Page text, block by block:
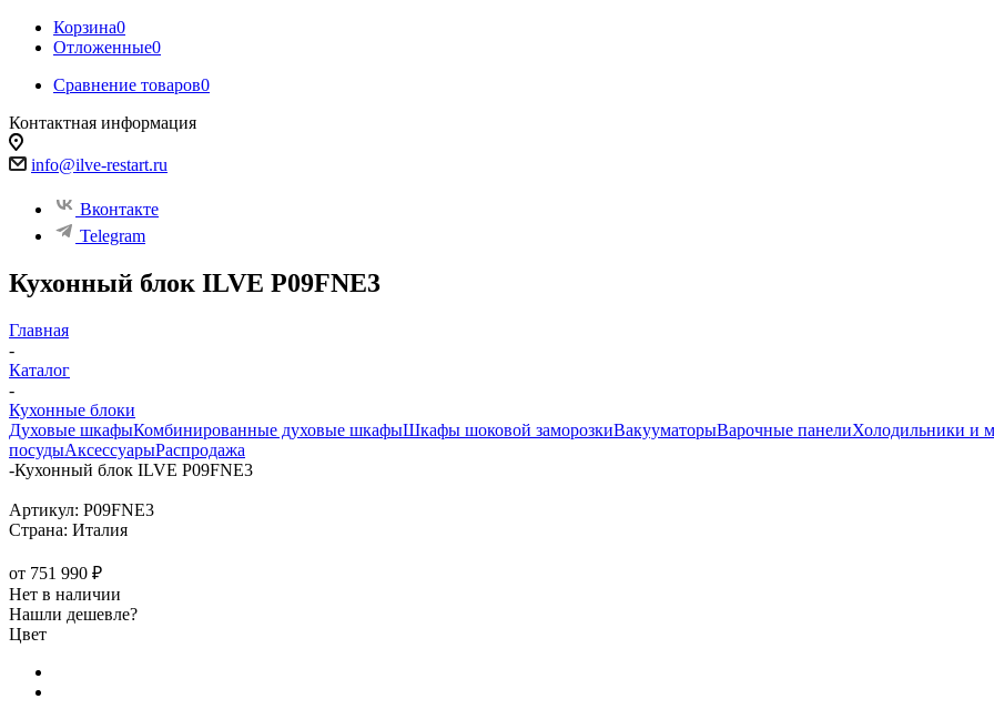
Корзина0
Отложенные0
Сравнение товаров0
Контактная информация
info@ilve-restart.ru
Вконтакте
Telegram
Кухонный блок ILVE P09FNE3
Главная
-
Каталог
-
Кухонные блоки
Духовые шкафыКомбинированные духовые шкафыШкафы шоковой заморозкиВакууматорыВарочные панелиХолодильники и
посудыАксессуарыРаспродажа
-Кухонный блок ILVE P09FNE3
Артикул: P09FNE3
Страна: Италия
от 751 990 ₽
Нет в наличии
Нашли дешевле?
Цвет